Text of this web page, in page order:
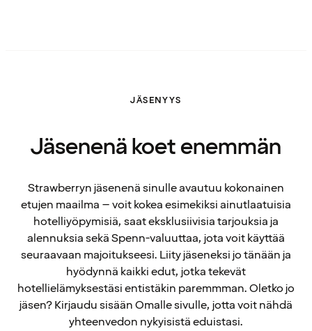
JÄSENYYS
Jäsenenä koet enemmän
Strawberryn jäsenenä sinulle avautuu kokonainen
etujen maailma – voit kokea esimekiksi ainutlaatuisia
hotelliyöpymisiä, saat eksklusiivisia tarjouksia ja
alennuksia sekä Spenn-valuuttaa, jota voit käyttää
seuraavaan majoitukseesi. Liity jäseneksi jo tänään ja
hyödynnä kaikki edut, jotka tekevät
hotellielämyksestäsi entistäkin paremmman. Oletko jo
jäsen? Kirjaudu sisään Omalle sivulle, jotta voit nähdä
yhteenvedon nykyisistä eduistasi.